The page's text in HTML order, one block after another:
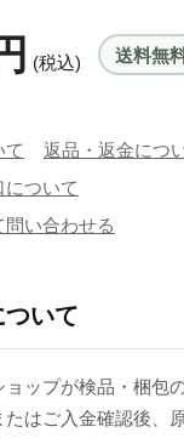
(税込) 送料無
て
返品・返金につ
について
問い合わせる
いて
ップが検品・梱包
たはご入金確認後、